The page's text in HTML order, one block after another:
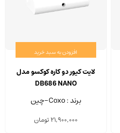
افزودن به سبد خرید
لایت کیور دو کاره کوکسو مدل
DB686 NANO
برند : Coxo-چین
21,900,000تومان